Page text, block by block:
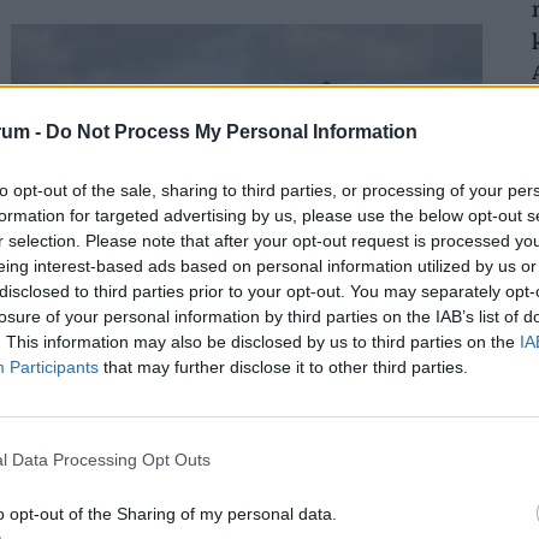
- Do Not Process My Personal Information
opt-out of the sale, sharing to third parties, or processing of your
for targeted advertising by us, please use the below opt-out
selection. Please note that after your opt-out request is processed
interest-based ads based on personal information utilized by us
to third parties prior to your opt-out. You may separately
of your personal information by third parties on the IAB’s list of
This information may also be disclosed by us to third parties on the
Participants that may further disclose it to other third parties.
Data Processing Opt Outs
opt-out of the Sharing of my personal data.
Vérlázító incidens a Ryanair járatán:
ezzel az indokkal próbál plusz pénzt
lehúzni az utasokról a társaság -
rengetegen kiakadtak
Amikor az egyik dolgozótól megkérdezte, hogy
a szabályok változatlanok, de a betartatásuk
szigorúbbá vált.